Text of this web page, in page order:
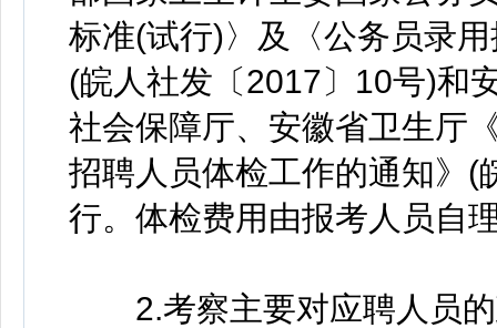
标准(试行)〉及〈公务员录
(皖人社发〔2017〕10号)和
社会保障厅、安徽省卫生厅
招聘人员体检工作的通知》(
行。体检费用由报考人员自
2.考察主要对应聘人员的